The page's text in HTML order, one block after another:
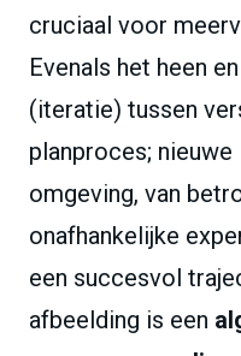
cruciaal voor
Evenals het heen
(iteratie) tussen
planproces;
omgeving, van
onafhankelijke
een succesvol
afbeelding is een